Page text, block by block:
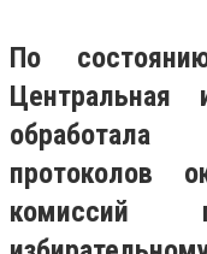
По
Центральная
протоколов
комиссий